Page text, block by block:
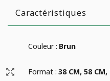
Caractéristiques
Couleur : Brun
Format : 38 CM, 58 CM,